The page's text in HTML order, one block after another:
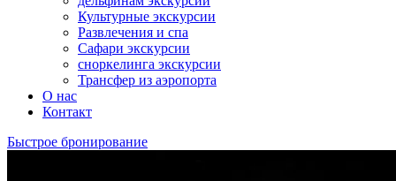
Культурные экскурсии
Развлечения и спа
Сафари экскурсии
сноркелинга экскурсии
Трансфер из аэропорта
О нас
Контакт
Быстрое бронирование